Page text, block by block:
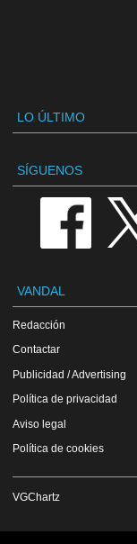
LO ÚLTIMO
SÍGUENOS
VANDAL
Redacción
Contactar
Publicidad / Advertising
Política de privacidad
Aviso legal
Política de cookies
VGChartz